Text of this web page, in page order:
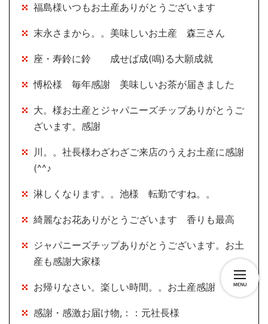
福島様いつもお土産ありがとうございます
末永さまから。。美味しいお土産 森三さん
座・寿鈴に鈴 成せば成(鳴)る大願成就
愽松様 毎年感謝 美味しいお茶が届きました
大。様お土産とジャパニーズチップありがとうご
ざいます。感謝
川。。社長様わざわざご来店のうえお土産に感謝
(^^♪
淋しくなります。。池様 転勤ですね。。
綺麗なお花ありがとうございます 香りも最高
ジャパニーズチップありがとうございます。お土
産も感謝大家様
お帰りなさい。楽しい時間。。お土産感謝
感謝・感激お届け物,：：元社長様